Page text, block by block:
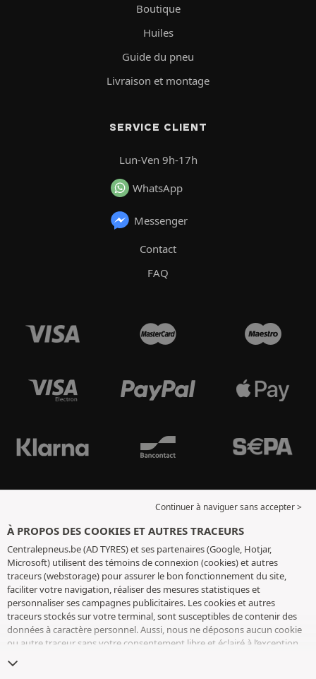
Boutique
Huiles
Guide du pneu
Livraison et montage
SERVICE CLIENT
Lun-Ven 9h-17h
WhatsApp
Messenger
Contact
FAQ
Continuer à naviguer sans accepter >
À PROPOS DES COOKIES ET AUTRES TRACEURS
Centralepneus.be (AD TYRES) et ses partenaires (Google, Hotjar,
Microsoft) utilisent des témoins de connexion (cookies) et autres
traceurs (webstorage) pour assurer le bon fonctionnement du site,
faciliter votre navigation, réaliser des mesures statistiques et
personnaliser ses campagnes publicitaires. Les cookies et autres
traceurs stockés sur votre terminal, sont susceptibles de contenir des
données à caractère personnel. Aussi, nous ne déposons aucun cookie
ou autre traceur sans votre consentement libre et éclairé à l’exception
conservons votre choix pendant 6 mois. Vous pouvez retirer votre